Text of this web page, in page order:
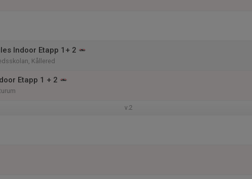
Indoor Etapp 1+ 2
Kållered
Etapp 1 + 2
v.2